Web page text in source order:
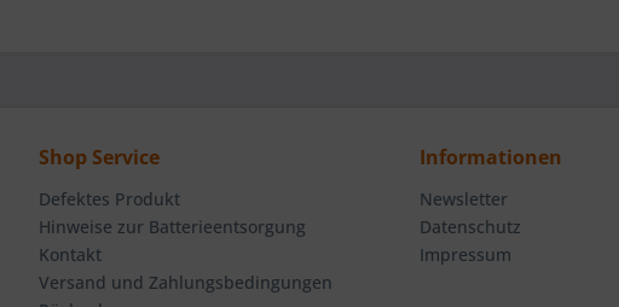
Shop Service
Defektes Produkt
Hinweise zur Batterieentsorgung
Kontakt
Versand und Zahlungsbedingungen
Informationen
Newsletter
Datenschutz
Impressum